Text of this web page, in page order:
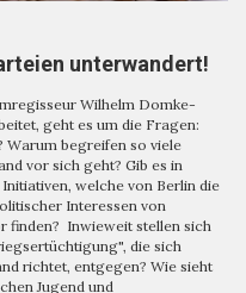
unterwandert!
Wilhelm Domke-
geht es um die Fragen:
Warum begreifen so viele
vor sich geht? Gib es in
welche von Berlin die
Interessen von
finden? Inwieweit stellen sich
die sich
richtet, entgegen? Wie sieht
Jugend und